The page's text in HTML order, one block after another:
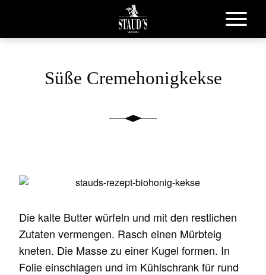
Süße Cremehonigkekse
Die kalte Butter würfeln und mit den restlichen
Zutaten vermengen. Rasch einen Mürbteig
kneten. Die Masse zu einer Kugel formen. In
Folie einschlagen und im Kühlschrank für rund